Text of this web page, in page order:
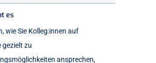
es
wie Sie Kolleg:innen auf
gezielt zu
ansprechen,